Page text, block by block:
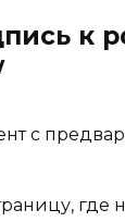
к
с
где